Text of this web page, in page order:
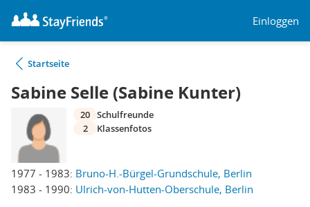
Einloggen
Startseite
Sabine Selle (Sabine Kunter)
1977 - 1983: Bruno-H.-Bürgel-Grundschule, Berlin
1983 - 1990: Ulrich-von-Hutten-Oberschule, Berlin
20 Schulfreunde
2
Klassenfotos